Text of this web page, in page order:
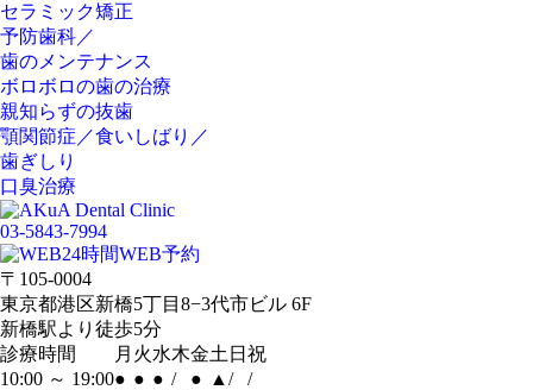
セラミック矯正
予防歯科／
歯のメンテナンス
ボロボロの歯の治療
親知らずの抜歯
顎関節症／食いしばり／
歯ぎしり
口臭治療
03-5843-7994
24時間WEB予約
〒105-0004
東京都港区新橋5丁目8−3代市ビル 6F
新橋駅より徒歩5分
診療時間
月 火水木金土 日 祝
10:00 ～ 19:00● ● ● / ● ▲ /
/